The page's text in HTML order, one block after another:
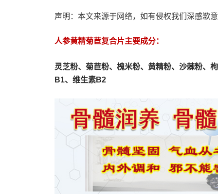
声明：本文来源于网络，如有侵权我们深感歉
人参黄精菊苣复合片主要成分：
灵芝粉、 菊苣粉、 槐米粉、 黄精粉、沙棘粉、
B1、维生素B2